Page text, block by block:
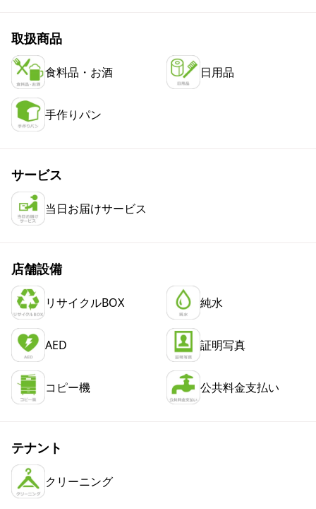
取扱商品
食料品・お酒 日用品
手作りパン
サービス
当日お届けサービス
店舗設備
リサイクルBOX 純水
AED 証明写真
コピー機 公共料金支払い
テナント
クリーニング